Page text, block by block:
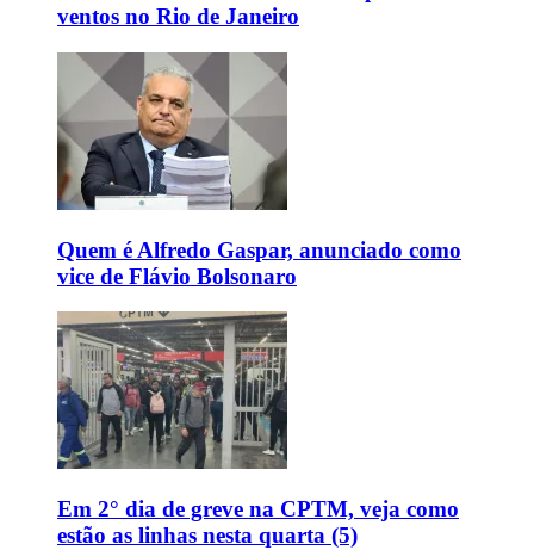
ventos no Rio de Janeiro
Quem é Alfredo Gaspar, anunciado como
vice de Flávio Bolsonaro
Em 2° dia de greve na CPTM, veja como
estão as linhas nesta quarta (5)